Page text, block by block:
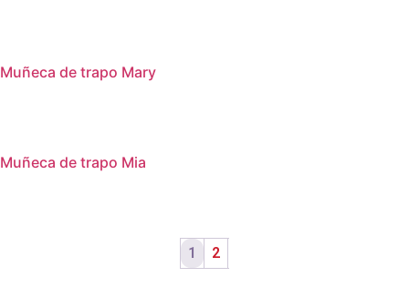
Muñeca de trapo Mary
Muñeca de trapo Mia
1 2